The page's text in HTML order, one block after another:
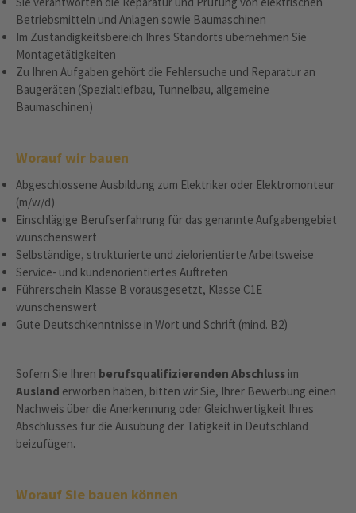
Betriebsmitteln und Anlagen sowie Baumaschinen
Im Zuständigkeitsbereich Ihres Standorts übernehmen Sie
Montagetätigkeiten
Zu Ihren Aufgaben gehört die Fehlersuche und Reparatur an
Baugeräten (Spezialtiefbau, Tunnelbau, allgemeine
Baumaschinen)
Worauf wir bauen
Abgeschlossene Ausbildung zum Elektriker oder Elektromonteur
(m/w/d)
Einschlägige Berufserfahrung für das genannte Aufgabengebiet
wünschenswert
Selbständige, strukturierte und zielorientierte Arbeitsweise
Service- und kundenorientiertes Auftreten
Führerschein Klasse B vorausgesetzt, Klasse C1E
wünschenswert
Gute Deutschkenntnisse in Wort und Schrift (mind. B2)
Sofern Sie Ihren berufsqualifizierenden Abschluss im
Ausland erworben haben, bitten wir Sie, Ihrer Bewerbung einen
Nachweis über die Anerkennung oder Gleichwertigkeit Ihres
Abschlusses für die Ausübung der Tätigkeit in Deutschland
beizufügen.
Worauf Sie bauen können